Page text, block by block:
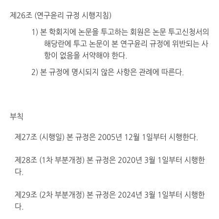
제26조 (연구윤리 규정 시행지침)
1) 본 학회지에 논문을 투고하는 회원은 논문 투고신청서의
해당란에 투고 논문이 본 연구윤리 규정에 위반되는 사
항이 없음을 서약해야 한다.
2) 본 규정에 명시되지 않은 사항은 관례에 따른다.
부칙
제27조 (시행일) 본 규정은 2005년 12월 1일부터 시행한다.
제28조 (1차 부분개정) 본 규정은 2020년 3월 1일부터 시행한
다.
제29조 (2차 부분개정) 본 규정은 2024년 3월 1일부터 시행한
다.